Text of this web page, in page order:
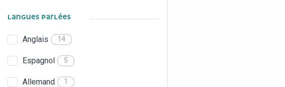
LANGUES PARLÉES
Anglais 14
Espagnol 5
Allemand 1